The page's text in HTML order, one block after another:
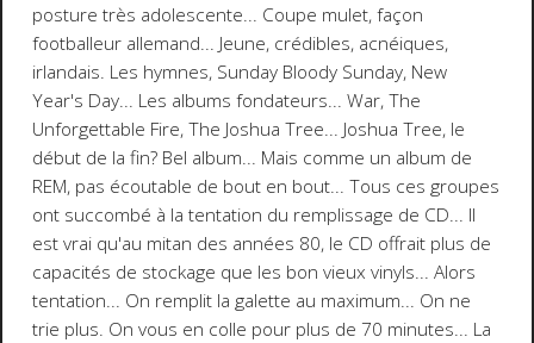
posture très adolescente... Coupe mulet, façon
footballeur allemand... Jeune, crédibles, acnéiques,
irlandais. Les hymnes, Sunday Bloody Sunday, New
Year's Day... Les albums fondateurs... War,The
Unforgettable Fire,The Joshua Tree... Joshua Tree, le
début de la fin? Bel album... Mais comme un album de
REM, pas écoutable de bout en bout... Tous ces groupes
ont succombé à la tentation du remplissage de CD... Il
est vrai qu'au mitan des années 80, le CD offrait plus de
capacités de stockage que les bon vieux vinyls... Alors
tentation... On remplit la galette au maximum... On ne
trie plus. On vous en colle pour plus de 70 minutes... La